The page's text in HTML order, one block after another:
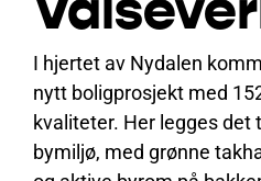
I hjertet av Nydalen
nytt boligprosjekt med
kvaliteter. Her legges det
bymiljø, med grønne